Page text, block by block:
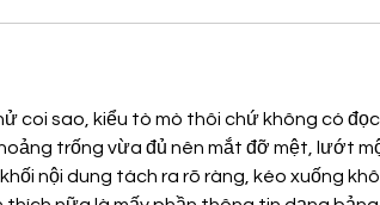
coi sao, kiểu tò mò thôi chứ không có đọc
trống vừa đủ nên mắt đỡ mệt, lướt
nội dung tách ra rõ ràng, kéo xuống